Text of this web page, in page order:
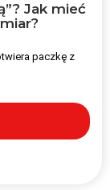
Jak mieć
paczkę z